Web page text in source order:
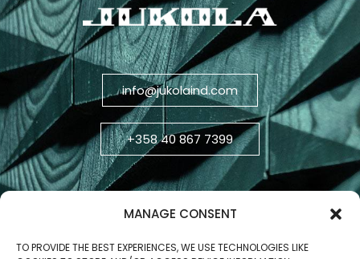
MANAGE CONSENT
TO PROVIDE THE BEST EXPERIENCES, WE USE TECHNOLOGIES LIKE
info@jukolaind.com
+358 40 867 7399